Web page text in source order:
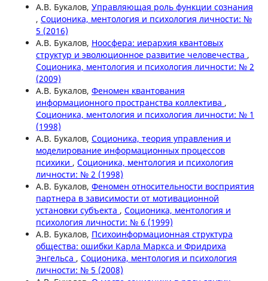
А.В. Букалов, Управляющая роль функции сознания
, Соционика, ментология и психология личности: №
5 (2016)
А.В. Букалов, Ноосфера: иерархия квантовых
структур и эволюционное развитие человечества ,
Соционика, ментология и психология личности: № 2
(2009)
А.В. Букалов, Феномен квантования
информационного пространства коллектива ,
Соционика, ментология и психология личности: № 1
(1998)
А.В. Букалов, Соционика, теория управления и
моделирование информационных процессов
психики , Соционика, ментология и психология
личности: № 2 (1998)
А.В. Букалов, Феномен относительности восприятия
партнера в зависимости от мотивационной
установки субъекта , Соционика, ментология и
психология личности: № 6 (1999)
А.В. Букалов, Психоинформационная структура
общества: ошибки Карла Маркса и Фридриха
Энгельса , Соционика, ментология и психология
личности: № 5 (2008)